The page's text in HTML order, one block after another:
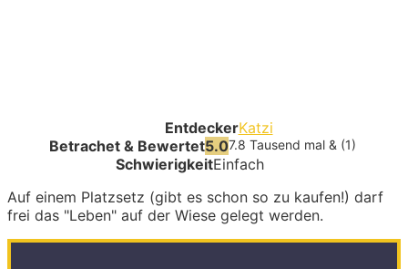
EntdeckerKatzi
Betrachet & Bewertet5.07.8 Tausend mal & (1)
SchwierigkeitEinfach
Auf einem Platzsetz (gibt es schon so zu kaufen!) darf
frei das "Leben" auf der Wiese gelegt werden.